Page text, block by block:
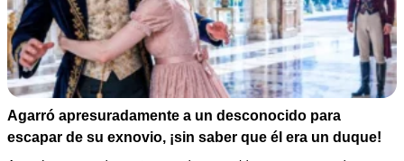
Agarró apresuradamente a un desconocido para
escapar de su exnovio, ¡sin saber que él era un duque!